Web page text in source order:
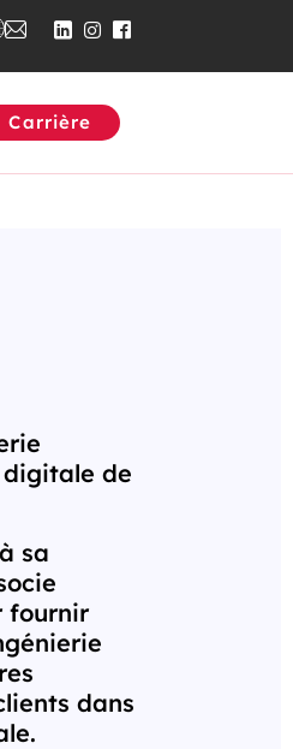
Carrière
de
sa
fournir
dans